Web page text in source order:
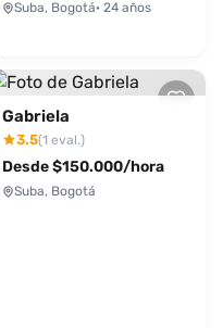
Suba, Bogotá· 24 años
Gabriela
3.5(1 eval.)
Desde $150.000/hora
Suba, Bogotá